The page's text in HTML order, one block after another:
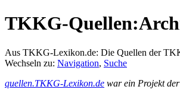
TKKG-
Aus TKKG-Lexikon.de: Die Quellen der
Wechseln zu: Navigation, Suche
quellen.TKKG-Lexikon.de war ein Projekt